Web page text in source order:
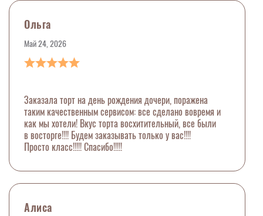
Ольга
Май 24, 2026
Заказала торт на день рождения дочери, поражена
таким качественным сервисом: все сделано вовремя и
как мы хотели! Вкус торта восхитительный, все были
в восторге!!!! Будем заказывать только у вас!!!!
Просто класс!!!!! Спасибо!!!!!
Алиса